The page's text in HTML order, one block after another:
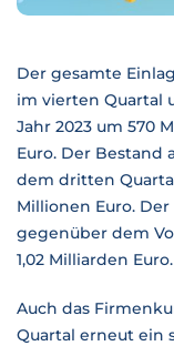
Der gesamte
im vierten Quartal
Jahr 2023 um 570
Euro. Der Bestand
dem dritten
Millionen Euro.
gegenüber dem
1,02 Milliarden Euro.
Auch das
Quartal erneut ein